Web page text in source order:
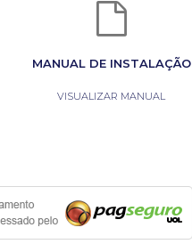
MANUAL DE INSTALAÇÃO
VISUALIZAR MANUAL